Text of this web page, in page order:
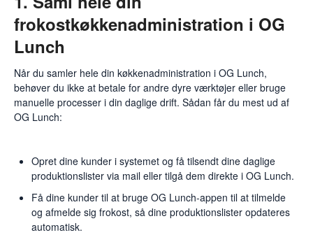
frokostkøkkenadministration i OG
Lunch
Når du samler hele din køkkenadministration i OG Lunch,
behøver du ikke at betale for andre dyre værktøjer eller bruge
manuelle processer i din daglige drift. Sådan får du mest ud af
OG Lunch:
Opret dine kunder i systemet og få tilsendt dine daglige
produktionslister via mail eller tilgå dem direkte i OG Lunch.
Få dine kunder til at bruge OG Lunch-appen til at tilmelde
og afmelde sig frokost, så dine produktionslister opdateres
automatisk.